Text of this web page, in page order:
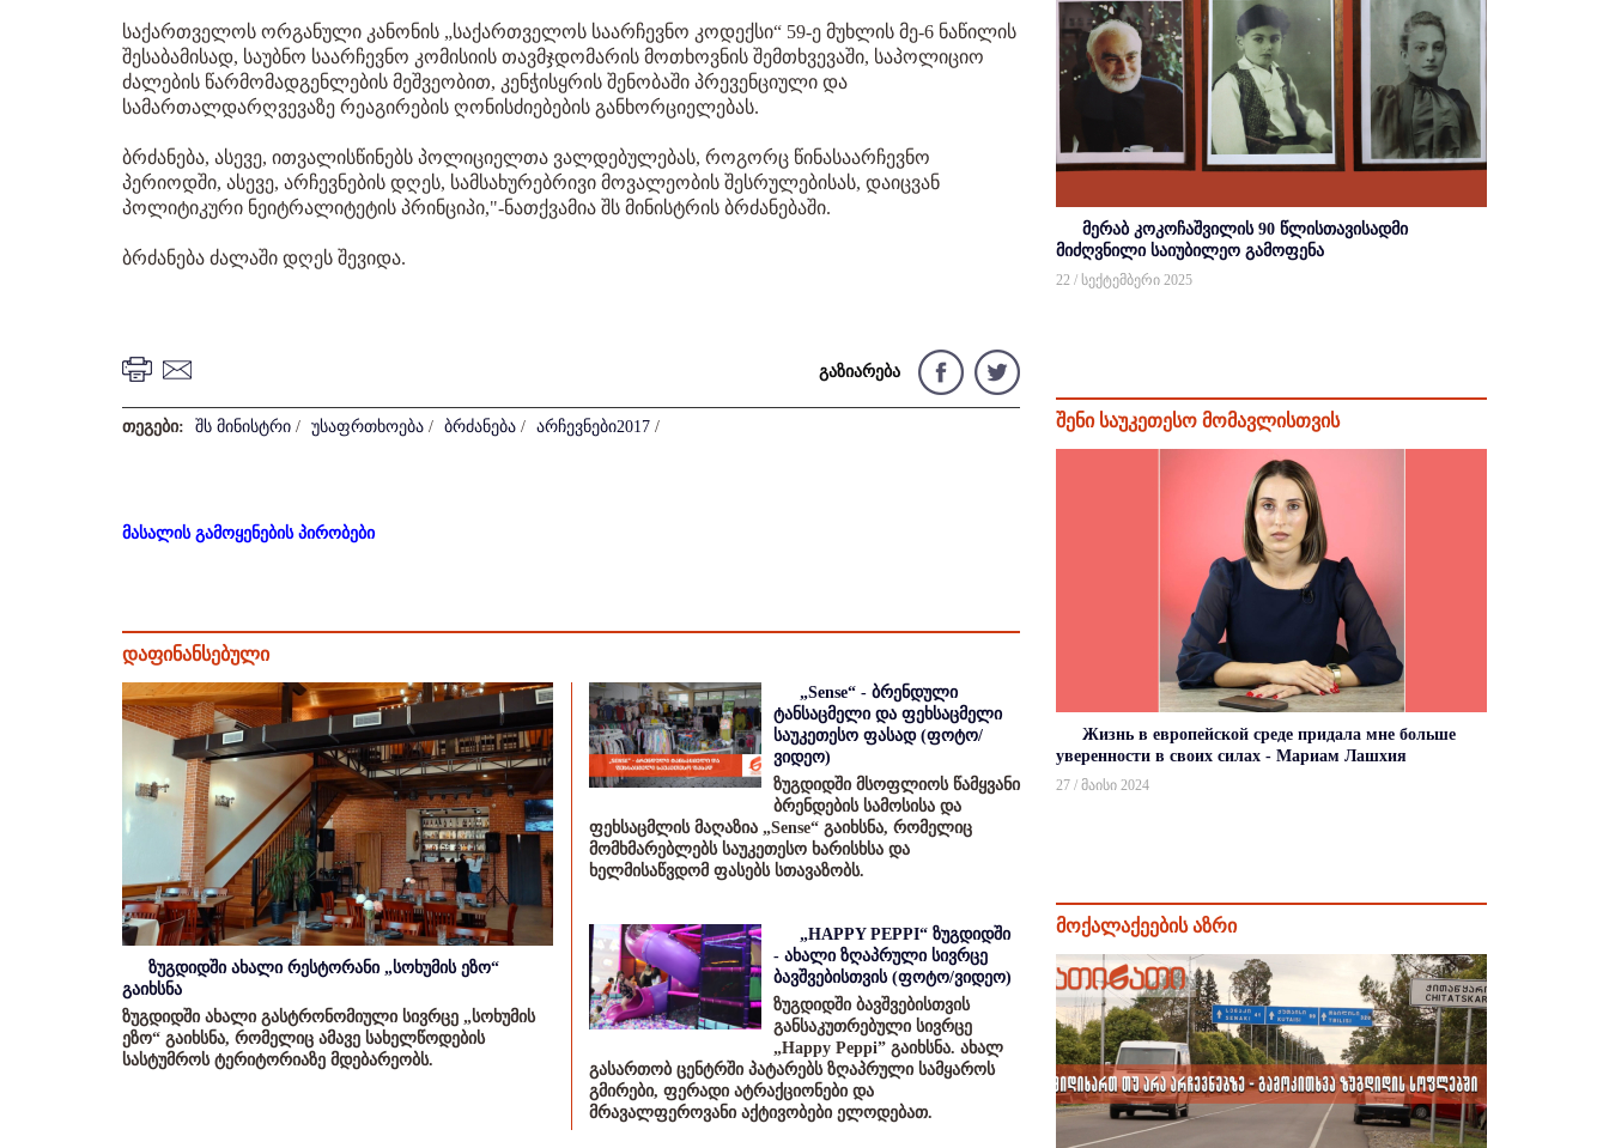
საქართველოს ორგანული კანონის „საქართველოს საარჩევნო კოდექსი“ 59-ე მუხლის მე-6 ნაწილის
შესაბამისად, საუბნო საარჩევნო კომისიის თავმჯდომარის მოთხოვნის შემთხვევაში, საპოლიციო
ძალების წარმომადგენლების მეშვეობით, კენჭისყრის შენობაში პრევენციული და
სამართალდარღვევაზე რეაგირების ღონისძიებების განხორციელებას.
ბრძანება, ასევე, ითვალისწინებს პოლიციელთა ვალდებულებას, როგორც წინასაარჩევნო
პერიოდში, ასევე, არჩევნების დღეს, სამსახურებრივი მოვალეობის შესრულებისას, დაიცვან
პოლიტიკური ნეიტრალიტეტის პრინციპი,"-ნათქვამია შს მინისტრის ბრძანებაში.
ბრძანება ძალაში დღეს შევიდა.
გაზიარება
თეგები: შს მინისტრი / უსაფრთხოება / ბრძანება / არჩევნები2017 /
მასალის გამოყენების პირობები
დაფინანსებული
ზუგდიდში ახალი რესტორანი „სოხუმის ეზო“
გაიხსნა
ზუგდიდში ახალი გასტრონომიული სივრცე „სოხუმის
ეზო“ გაიხსნა, რომელიც ამავე სახელწოდების
სასტუმროს ტერიტორიაზე მდებარეობს.
„Sense“ - ბრენდული
ტანსაცმელი და ფეხსაცმელი
საუკეთესო ფასად (ფოტო/
ვიდეო)
ზუგდიდში მსოფლიოს წამყვანი
ბრენდების სამოსისა და
ფეხსაცმლის მაღაზია „Sense“ გაიხსნა, რომელიც
მომხმარებლებს საუკეთესო ხარისხსა და
ხელმისაწვდომ ფასებს სთავაზობს.
„HAPPY PEPPI“ ზუგდიდში
- ახალი ზღაპრული სივრცე
ბავშვებისთვის (ფოტო/ვიდეო)
ზუგდიდში ბავშვებისთვის
განსაკუთრებული სივრცე
„Happy Peppi” გაიხსნა. ახალ
გასართობ ცენტრში პატარებს ზღაპრული სამყაროს
გმირები, ფერადი ატრაქციონები და
მრავალფეროვანი აქტივობები ელოდებათ.
მერაბ კოკოჩაშვილის 90 წლისთავისადმი
მიძღვნილი საიუბილეო გამოფენა
22 / სექტემბერი 2025
შენი საუკეთესო მომავლისთვის
Жизнь в европейской среде придала мне больше
уверенности в своих силах - Мариам Лашхия
27 / მაისი 2024
მოქალაქეების აზრი